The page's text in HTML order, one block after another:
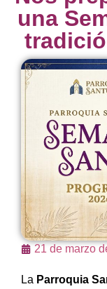
una
21 de marzo
La Parroquia